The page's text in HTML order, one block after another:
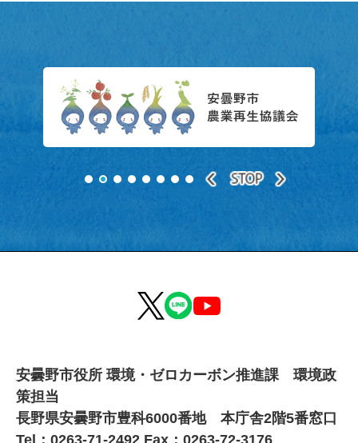
安曇野市役所 環境・ゼロカーボン推進課 環境政
策担当
長野県安曇野市豊科6000番地 本庁舎2階5番窓口